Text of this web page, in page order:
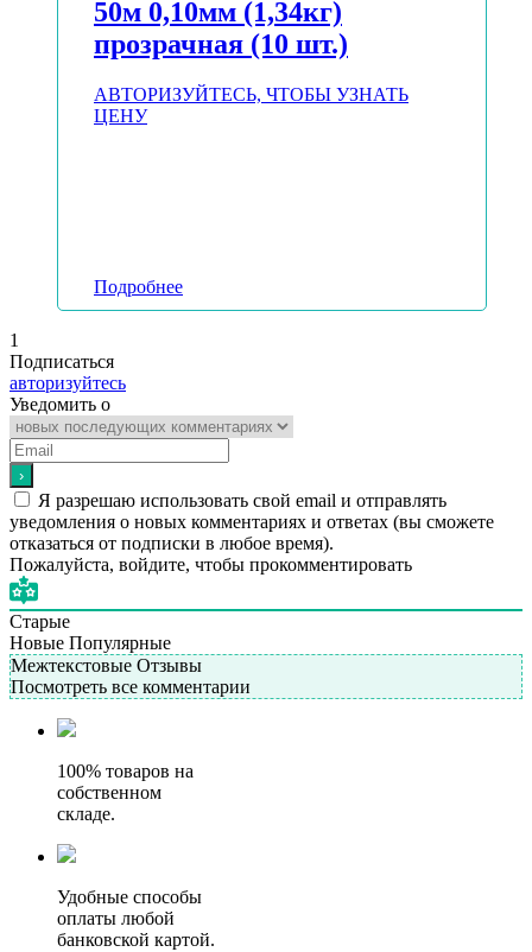
50м 0,10мм (1,34кг)
прозрачная (10 шт.)
АВТОРИЗУЙТЕСЬ, ЧТОБЫ УЗНАТЬ
ЦЕНУ
Подробнее
1
Подписаться
авторизуйтесь
Уведомить о
Я разрешаю использовать свой email и отправлять
уведомления о новых комментариях и ответах (вы cможете
отказаться от подписки в любое время).
Пожалуйста, войдите, чтобы прокомментировать
Старые
Новые Популярные
Межтекстовые Отзывы
Посмотреть все комментарии
100% товаров на
собственном
складе.
Удобные способы
оплаты любой
банковской картой.